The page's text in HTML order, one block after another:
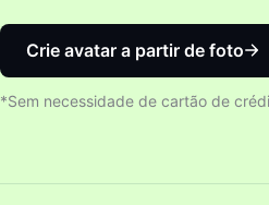
Crie avatar a partir de foto
*Sem necessidade de cartão de